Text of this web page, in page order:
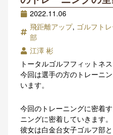
2022.11.06
飛距離アップ, ゴルフト
部
江澤 彬
トータルゴルフフィットネ
今回は選手の方のトレーニ
います。
今回のトレーニングに密着
ニングに密着していきます。
彼女は白金台女子ゴルフ部